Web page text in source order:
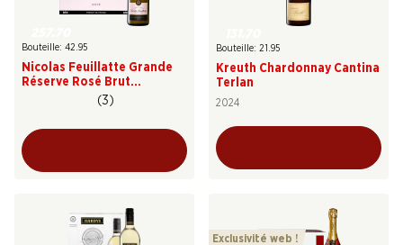
Bouteille: 42.95
Nicolas Feuillatte Grande
Réserve Rosé Brut
Champagne AOC
(3)
Bouteille: 21.95
Kreuth Chardonnay Cantina
Terlan
2024
Exclusivité web !